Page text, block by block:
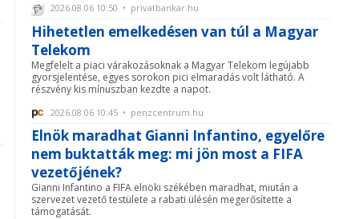
2026.08.06 10:50 • privatbankar.hu
Hihetetlen emelkedésen van túl a Magyar
Telekom
Megfelelt a piaci várakozásoknak a Magyar Telekom legújabb
gyorsjelentése, egyes sorokon pici elmaradás volt látható. A
részvény kis mínuszban kezdte a napot.
2026.08.06 10:45 • penzcentrum.hu
Elnök maradhat Gianni Infantino, egyelőre
nem buktatták meg: mi jön most a FIFA
vezetőjének?
Gianni Infantino a FIFA elnöki székében maradhat, miután a
szervezet vezető testülete a rabati ülésén megerősítette a
támogatását.